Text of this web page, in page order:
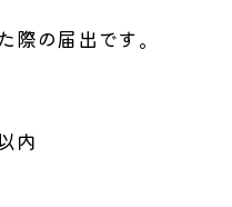
際の届出です。
内